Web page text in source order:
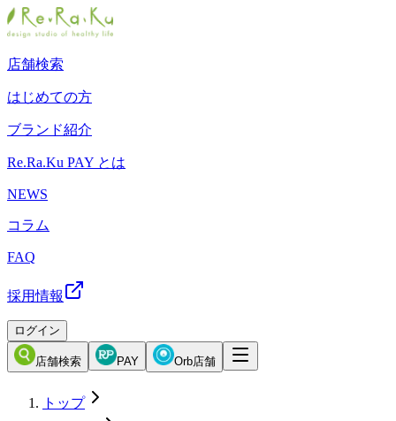
店舗検索
はじめての方
ブランド紹介
Re.Ra.Ku PAY とは
NEWS
コラム
FAQ
採用情報
ログイン
店舗検索 PAY Orb店舗
トップ